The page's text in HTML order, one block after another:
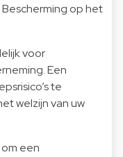
op het
voor
Een
te
welzijn van uw
een